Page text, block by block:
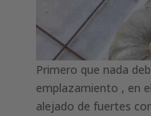
Primero que nada
emplazamiento , en
alejado de fuertes